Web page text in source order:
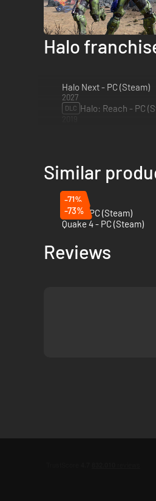
Halo
Halo Next - PC (Steam)
2027
DLC Halo: Reach - PC
Similar
-71%
Rage - PC (Steam)
-73%
Quake 4 - PC (Steam)
Reviews